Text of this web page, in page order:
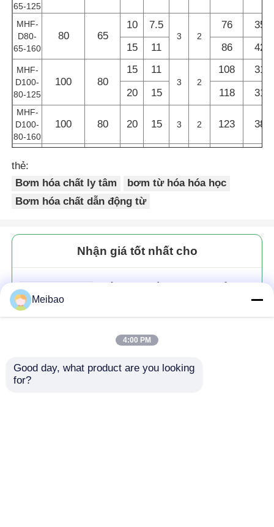
bơm tự khởi động
Bơm từ
Bơm trục đứng
Bơm ly tâm đứng bằng thép không gỉ
Bơm ly tâm hóa chất
Bơm hóa chất lót Fluorine
Máy bơm phế quản khí
Bơm định lượng
65-125
MHF-
D80-
65-160
80 65
10 7.5
3 2
76
35
15
11 86 42
MHF-
D100-
80-125
100 80
15 11
3 2
108
31
20
15 118 31
MHF-
D100-
80-160
100 80 20 15 3 2 123 38
D125-
100-
100
3 2
22
40
thẻ:
Bơm hóa chất ly tâm
bơm từ hóa hóa học
Bơm hóa chất dẫn động từ
Nhận giá tốt nhất cho
Máy bơm hóa học bao phủ
Máy bơm hóa học ly tâm nhỏ
Meibao
4:00 PM
Good day, what product are you looking
for?